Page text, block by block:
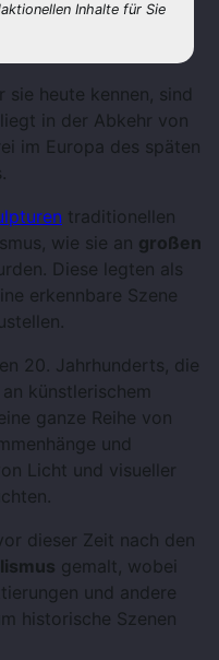
Inhalte für Sie
sie heute kennen, sind
in der Abkehr von
im Europa des späten
traditionellen
wie sie an großen
Diese legten als
erkennbare Szene
20. Jahrhunderts, die
künstlerischem
ganze Reihe von
und
Licht und visueller
dieser Zeit nach den
gemalt, wobei
und andere
historische Szenen